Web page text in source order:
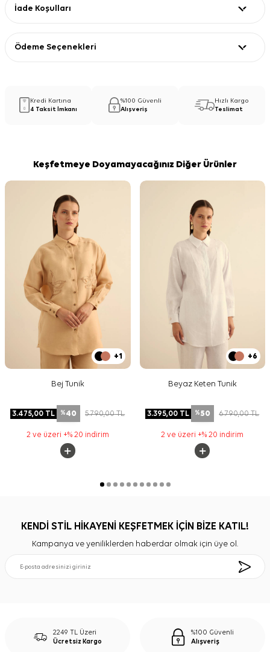
İade Koşulları
Ödeme Seçenekleri
Kredi Kartına
4 Taksit İmkanı
%100 Güvenli
Alışveriş
Hızlı Kargo
Teslimat
Keşfetmeye Doyamayacağınız Diğer Ürünler
+1
Bej Tunik
3.475,00 TL %40 5.790,00TL
2 ve üzeri +% 20 indirim
+6
Beyaz Keten Tunik
3.395,00 TL %50 6.790,00TL
2 ve üzeri +% 20 indirim
KENDİ STİL HİKAYENİ KEŞFETMEK İÇİN BİZE KATIL!
Kampanya ve yeniliklerden haberdar olmak için üye ol.
2249 TL Üzeri
Ücretsiz Kargo
%100 Güvenli
Alışveriş